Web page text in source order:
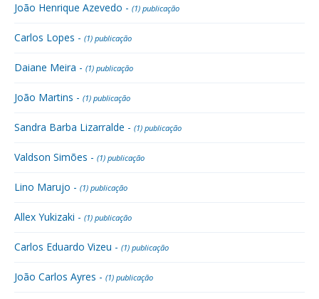
João Henrique Azevedo - (1) publicação
Carlos Lopes - (1) publicação
Daiane Meira - (1) publicação
João Martins - (1) publicação
Sandra Barba Lizarralde - (1) publicação
Valdson Simões - (1) publicação
Lino Marujo - (1) publicação
Allex Yukizaki - (1) publicação
Carlos Eduardo Vizeu - (1) publicação
João Carlos Ayres - (1) publicação